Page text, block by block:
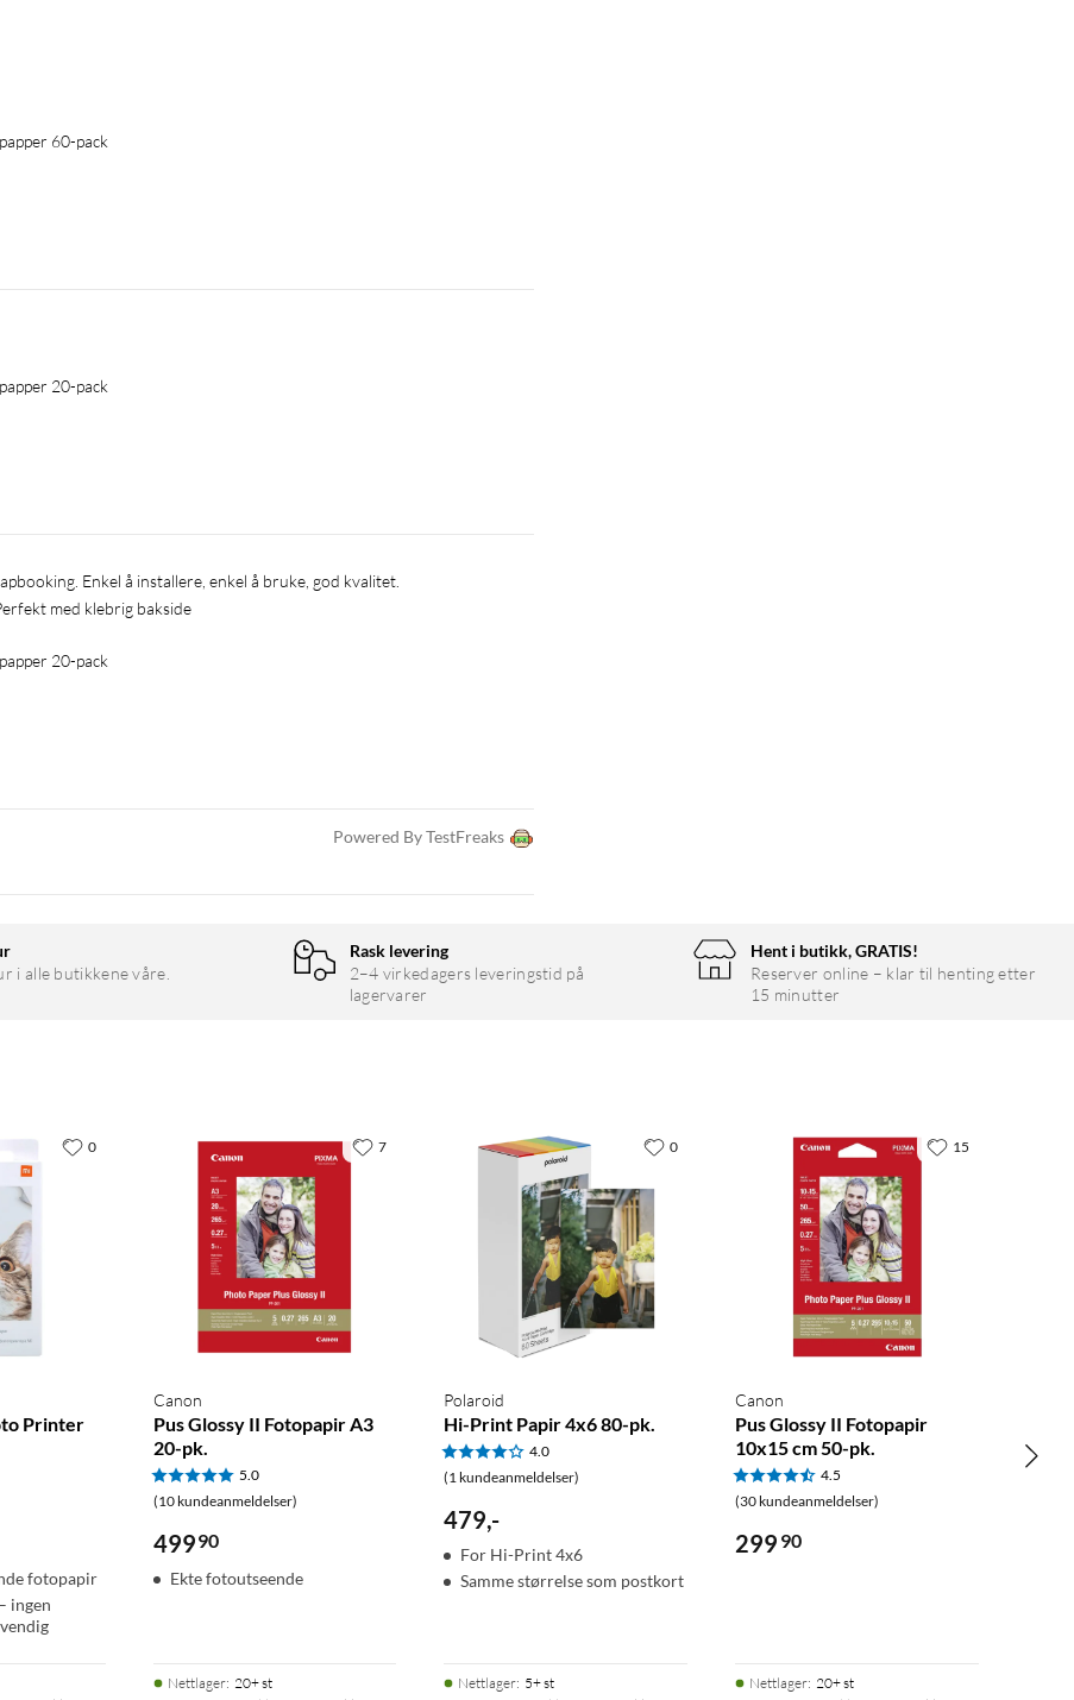
60-pack
20-pack
Enkel å installere, enkel å bruke, god kvalitet.
med klebrig bakside
20-pack
Powered By TestFreaks
i alle butikkene våre.
Rask levering
2–4 virkedagers leveringstid på
lagervarer
Hent i butikk, GRATIS!
Reserver online – klar til henting etter
15 minutter
Printer
fotopapir
ingen
0
Canon
Pus Glossy II Fotopapir A3
20-pk.
5.0
(10 kundeanmeldelser)
49990
Ekte fotoutseende
Nettlager: 20+ st
7
Polaroid
Hi-Print Papir 4x6 80-pk.
4.0
(1 kundeanmeldelser)
479,-
For Hi-Print 4x6
Samme størrelse som postkort
Nettlager: 5+ st
0
Canon
Pus Glossy II Fotopapir
10x15 cm 50-pk.
4.5
(30 kundeanmeldelser)
299 90
Nettlager: 20+ st
15